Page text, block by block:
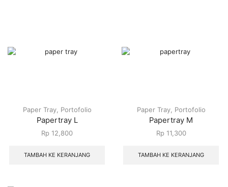
Paper Tray, Portofolio
Papertray L
Rp 12,800
TAMBAH KE KERANJANG
Paper Tray, Portofolio
Papertray M
Rp11,300
TAMBAH KE KERANJANG